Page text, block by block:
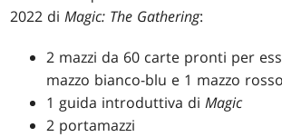
2022 diMagic: The Gathering:
2 mazzi da 60 carte pronti per
mazzo bianco-blu e 1 mazzo
1 guida introduttiva diMagic
2 portamazzi